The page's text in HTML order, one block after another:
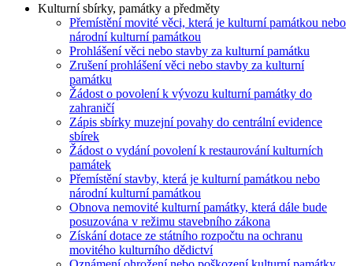
Kulturní sbírky, památky a předměty
Přemístění movité věci, která je kulturní památkou nebo
národní kulturní památkou
Prohlášení věci nebo stavby za kulturní památku
Zrušení prohlášení věci nebo stavby za kulturní
památku
Žádost o povolení k vývozu kulturní památky do
zahraničí
Zápis sbírky muzejní povahy do centrální evidence
sbírek
Žádost o vydání povolení k restaurování kulturních
památek
Přemístění stavby, která je kulturní památkou nebo
národní kulturní památkou
Obnova nemovité kulturní památky, která dále bude
posuzována v režimu stavebního zákona
Získání dotace ze státního rozpočtu na ochranu
movitého kulturního dědictví